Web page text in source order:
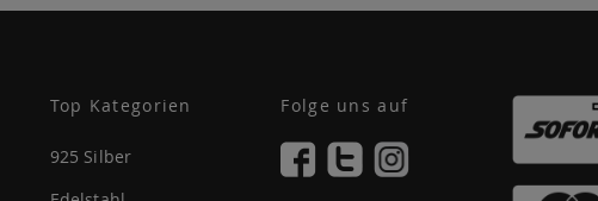
Top Kategorien
925 Silber
Folge uns auf